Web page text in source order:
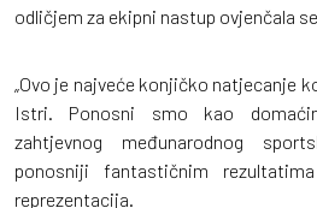
odličjem za ekipni nastup ovjenčala
„Ovo je najveće konjičko natjecanje
Istri. Ponosni smo kao
zahtjevnog međunarodnog
ponosniji fantastičnim
reprezentacija.